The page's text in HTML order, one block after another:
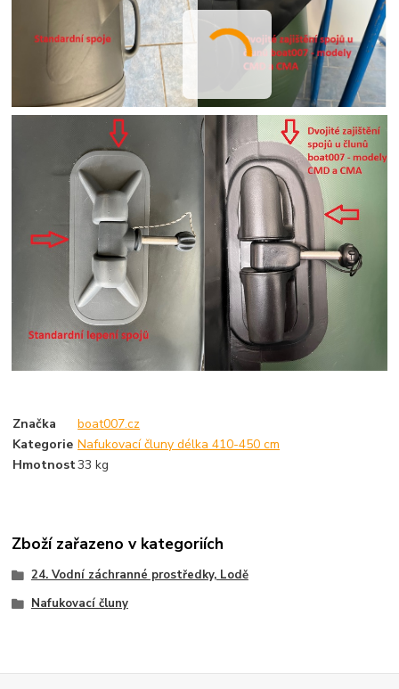
Značka
boat007.cz
Kategorie Nafukovací čluny délka 410-450 cm
Hmotnost33 kg
Zboží zařazeno v kategoriích
24. Vodní záchranné prostředky, Lodě
Nafukovací čluny